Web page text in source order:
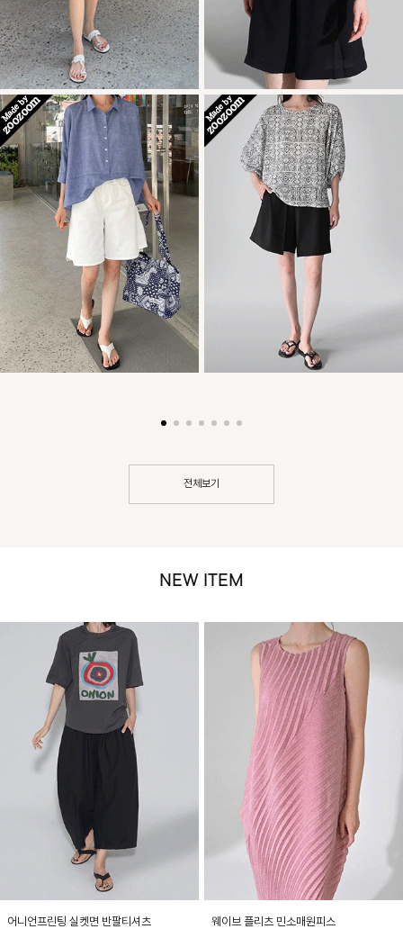
전체보기
NEW ITEM
어니언프린팅 실켓면 반팔티셔츠 웨이브 플리츠 민소매원피스